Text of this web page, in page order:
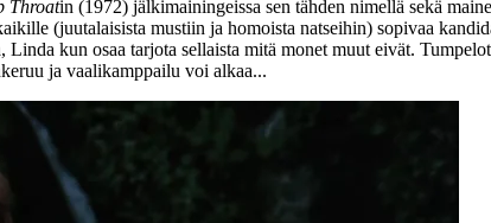
Throatin (1972) jälkimainingeissa sen tähden nimellä sekä
(juutalaisista mustiin ja homoista natseihin) sopivaa
Linda kun osaa tarjota sellaista mitä monet muut eivät.
ja vaalikamppailu voi alkaa...